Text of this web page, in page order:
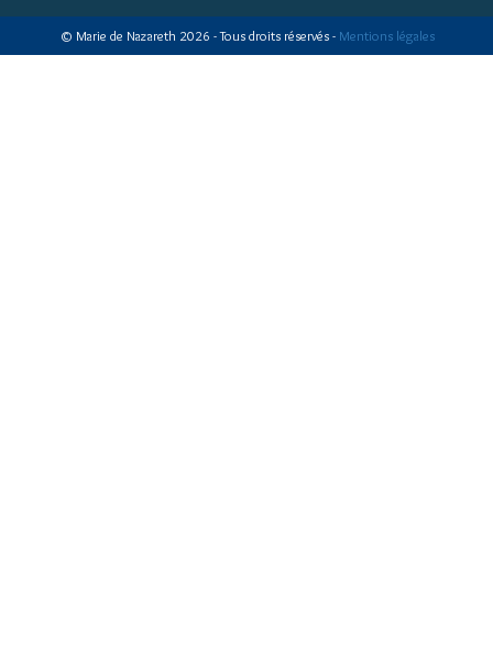
© Marie de Nazareth 2026 - Tous droits réservés - Mentions légales